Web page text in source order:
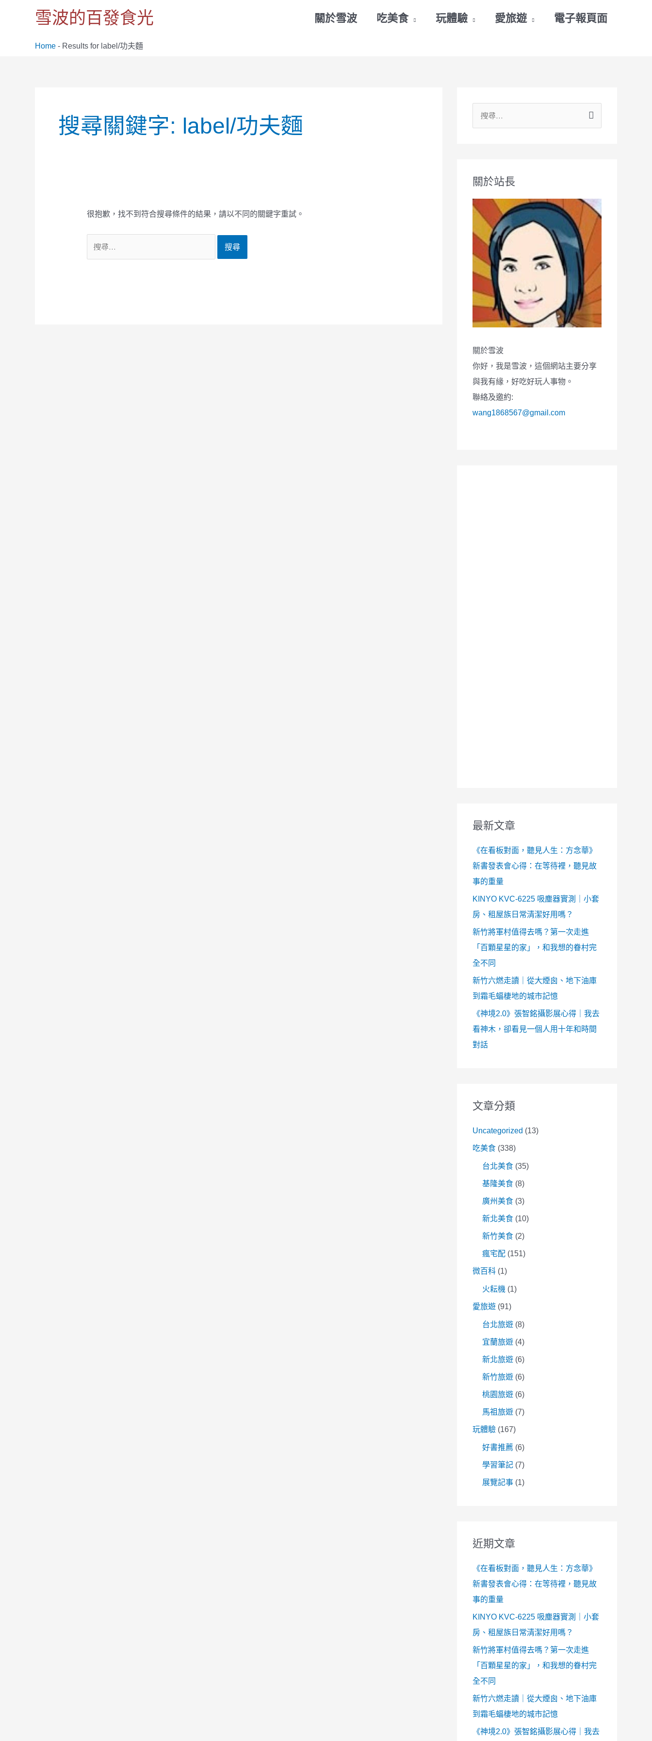
雪波的百發食光 關於雪波 吃美食 玩體驗 愛旅遊 電子報頁面
Home - Results for label/功夫麵
搜尋關鍵字: label/功夫麵
很抱歉，找不到符合搜尋條件的結果，請以不同的關鍵字重試。
關
鍵
字
關於站長
關於雪波
你好，我是雪波，這個網站主要分享
與我有緣，好吃好玩人事物。
聯絡及邀約:
wang1868567@gmail.com
最新文章
《在看板對面，聽見人生：方念華》
新書發表會心得：在等待裡，聽見故
事的重量
KINYO KVC-6225 吸塵器實測｜小套
房、租屋族日常清潔好用嗎？
新竹將軍村值得去嗎？第一次走進
「百顆星星的家」，和我想的眷村完
全不同
新竹六燃走讀｜從大煙囪、地下油庫
到霜毛蝠棲地的城市記憶
《神境2.0》張智銘攝影展心得｜我去
看神木，卻看見一個人用十年和時間
對話
文章分類
Uncategorized (13)
吃美食 (338)
台北美食 (35)
基隆美食 (8)
廣州美食 (3)
新北美食 (10)
新竹美食 (2)
瘋宅配 (151)
微百科 (1)
火耘機 (1)
愛旅遊 (91)
台北旅遊 (8)
宜蘭旅遊 (4)
新北旅遊 (6)
新竹旅遊 (6)
桃園旅遊 (6)
馬祖旅遊 (7)
玩體驗 (167)
好書推薦 (6)
學習筆記 (7)
展覽記事 (1)
近期文章
《在看板對面，聽見人生：方念華》
新書發表會心得：在等待裡，聽見故
事的重量
KINYO KVC-6225 吸塵器實測｜小套
房、租屋族日常清潔好用嗎？
新竹將軍村值得去嗎？第一次走進
「百顆星星的家」，和我想的眷村完
全不同
新竹六燃走讀｜從大煙囪、地下油庫
到霜毛蝠棲地的城市記憶
《神境2.0》張智銘攝影展心得｜我去